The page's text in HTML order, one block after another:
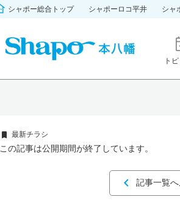
シャポー総合トップ シャポーロコ平井 シャ
ト
最新チラシ
この記事は公開期間が終了しています。
記事一覧